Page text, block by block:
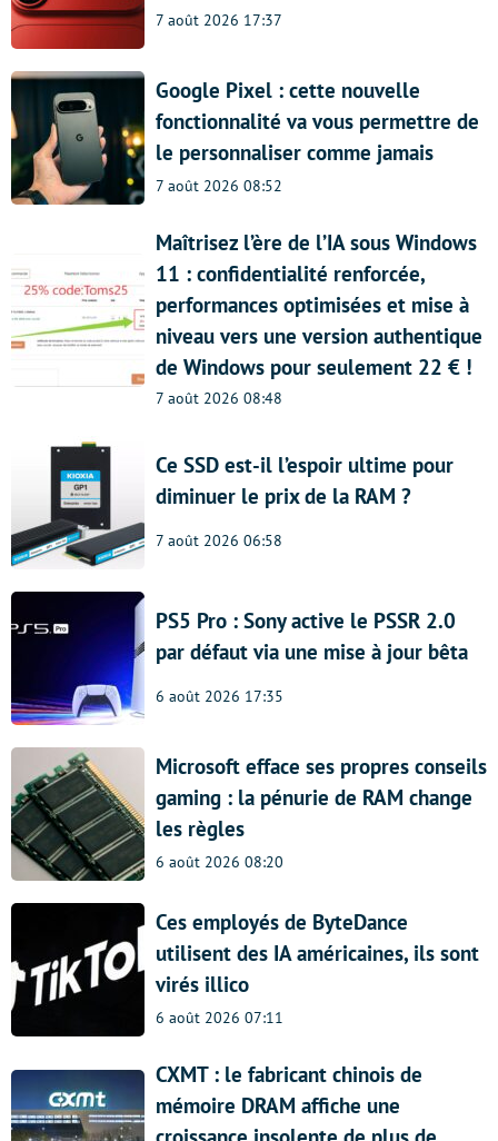
7 août 2026 17:37
Google Pixel : cette nouvelle
fonctionnalité va vous permettre de
le personnaliser comme jamais
7 août 2026 08:52
Maîtrisez l’ère de l’IA sous Windows
11 : confidentialité renforcée,
performances optimisées et mise à
niveau vers une version authentique
de Windows pour seulement 22 € !
7 août 2026 08:48
Ce SSD est-il l’espoir ultime pour
diminuer le prix de la RAM ?
7 août 2026 06:58
PS5 Pro : Sony active le PSSR 2.0
par défaut via une mise à jour bêta
6 août 2026 17:35
Microsoft efface ses propres conseils
gaming : la pénurie de RAM change
les règles
6 août 2026 08:20
Ces employés de ByteDance
utilisent des IA américaines, ils sont
virés illico
6 août 2026 07:11
CXMT : le fabricant chinois de
mémoire DRAM affiche une